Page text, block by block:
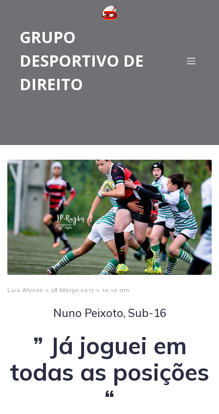
GRUPO
DESPORTIVO DE
DIREITO
Luis Afonso - 28 Março 2017 - 10:10 am
Nuno Peixoto, Sub-16
” Já joguei em
todas as posições
“